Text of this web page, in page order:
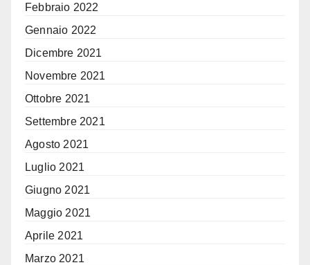
Febbraio 2022
Gennaio 2022
Dicembre 2021
Novembre 2021
Ottobre 2021
Settembre 2021
Agosto 2021
Luglio 2021
Giugno 2021
Maggio 2021
Aprile 2021
Marzo 2021